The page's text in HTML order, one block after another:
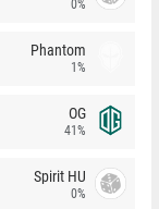
0%
Phantom
1%
OG
41%
Spirit HU
0%